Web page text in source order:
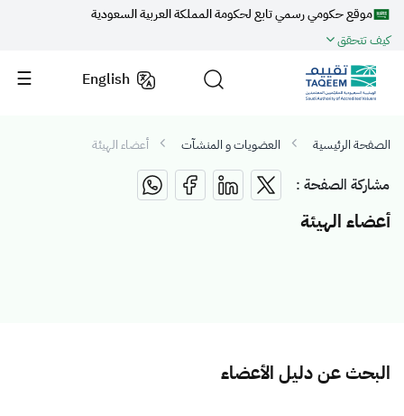
موقع حكومي رسمي تابع لحكومة المملكة العربية السعودية
كيف تتحقق
English
الصفحة الرئيسية العضويات و المنشآت أعضاء الهيئة
مشاركة الصفحة :
أعضاء الهيئة
البحث عن دليل الأعضاء